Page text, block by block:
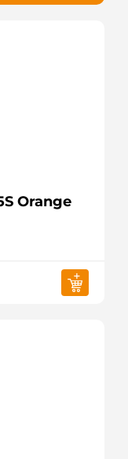
Orange